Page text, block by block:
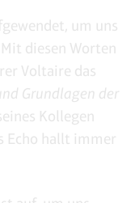
um uns
diesen Worten
Voltaire das
Grundlagen der
Kollegen
Echo hallt immer